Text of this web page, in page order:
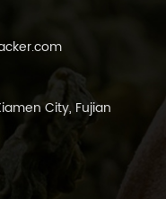
City, Fujian